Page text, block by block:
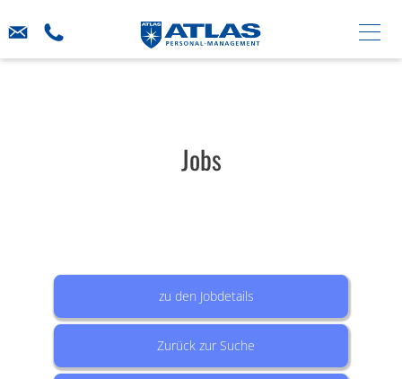
Jobs
zu den Jobdetails
Zurück zur Suche